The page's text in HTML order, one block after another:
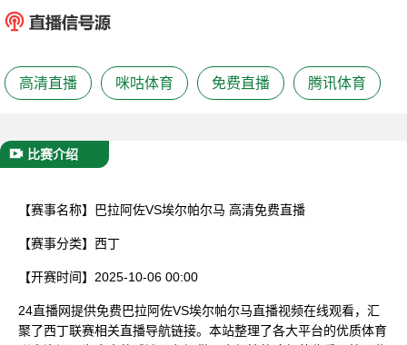
高清直播 咪咕体育 免费直播 腾讯体育
比赛介绍
【赛事名称】 巴拉阿佐VS埃尔帕尔马 高清免费直播
【赛事分类】 西丁
【开赛时间】 2025-10-06 00:00
24直播网提供免费巴拉阿佐VS埃尔帕尔马直播视频在线观看，汇
聚了西丁联赛相关直播导航链接。本站整理了各大平台的优质体育